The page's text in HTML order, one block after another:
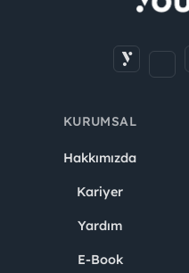
KURUMSAL
Hakkımızda
Kariyer
Yardım
E-Book